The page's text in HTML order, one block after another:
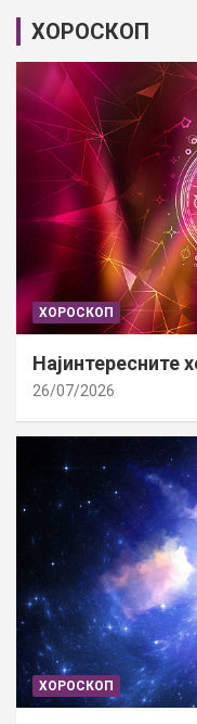
ХОРОСКОП
ХОРОСКОП
Најинтересните
26/07/2026
ХОРОСКОП